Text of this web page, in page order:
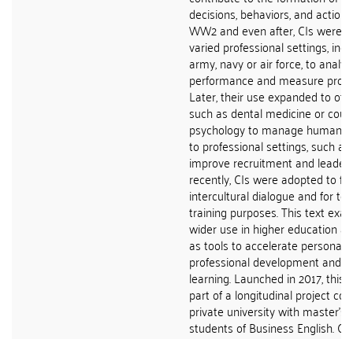
decisions, behaviors, and
WW2 and even after, CIs were
varied professional settings,
army, navy or air force, to
performance and measure
Later, their use expanded to
such as dental medicine or
psychology to manage human
to professional settings, such
improve recruitment and
recently, CIs were adopted to
intercultural dialogue and for
training purposes. This text
wider use in higher education
as tools to accelerate personal
professional development and
learning. Launched in 2017, this
part of a longitudinal project
private university with master’s
students of Business English.